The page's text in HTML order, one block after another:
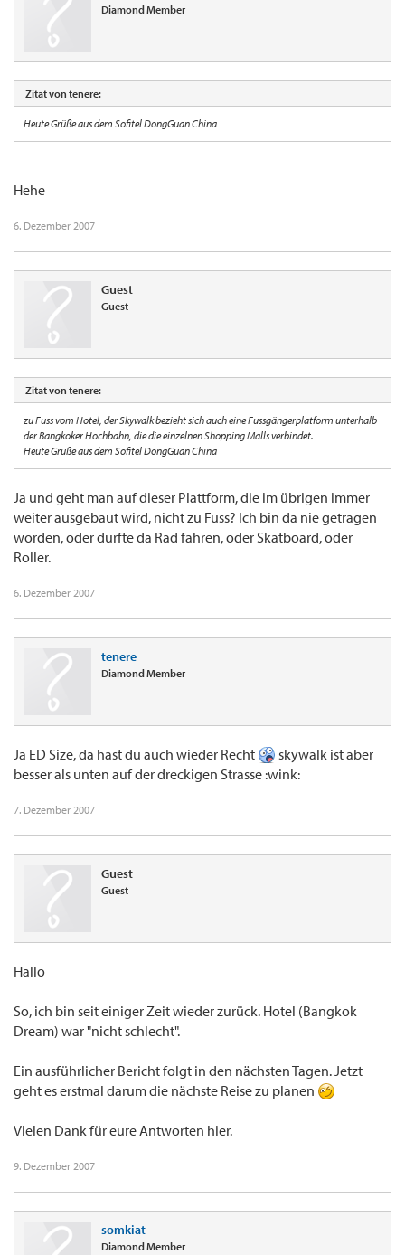
Diamond Member
Zitat von tenere:
Heute Grüße aus dem Sofitel DongGuan China
Hehe
6. Dezember 2007
Guest
Guest
Zitat von tenere:
zu Fuss vom Hotel, der Skywalk bezieht sich auch eine Fussgängerplatform unterhalb
der Bangkoker Hochbahn, die die einzelnen Shopping Malls verbindet.
Heute Grüße aus dem Sofitel DongGuan China
Ja und geht man auf dieser Plattform, die im übrigen immer
weiter ausgebaut wird, nicht zu Fuss? Ich bin da nie getragen
worden, oder durfte da Rad fahren, oder Skatboard, oder
Roller.
6. Dezember 2007
tenere
Diamond Member
Ja ED Size, da hast du auch wieder Recht
skywalk ist aber
besser als unten auf der dreckigen Strasse :wink:
7. Dezember 2007
Guest
Guest
Hallo
So, ich bin seit einiger Zeit wieder zurück. Hotel (Bangkok
Dream) war "nicht schlecht".
Ein ausführlicher Bericht folgt in den nächsten Tagen. Jetzt
geht es erstmal darum die nächste Reise zu planen
Vielen Dank für eure Antworten hier.
9. Dezember 2007
somkiat
Diamond Member